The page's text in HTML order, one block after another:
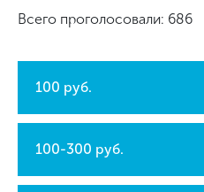
Всего проголосовали: 686
100 руб.
100-300 руб.